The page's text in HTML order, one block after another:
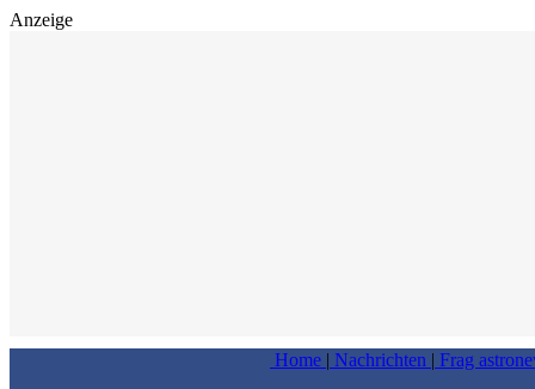
Anzeige
Home | Nachrichten | Frag